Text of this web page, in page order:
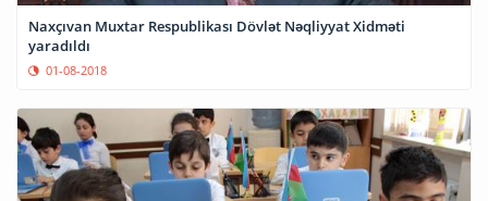
Naxçıvan Muxtar Respublikası Dövlət Nəqliyyat Xidməti
yaradıldı
01-08-2018